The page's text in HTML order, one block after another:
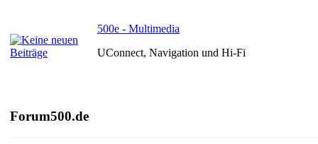
500e - Multimedia
UConnect, Navigation und Hi-Fi
Forum500.de